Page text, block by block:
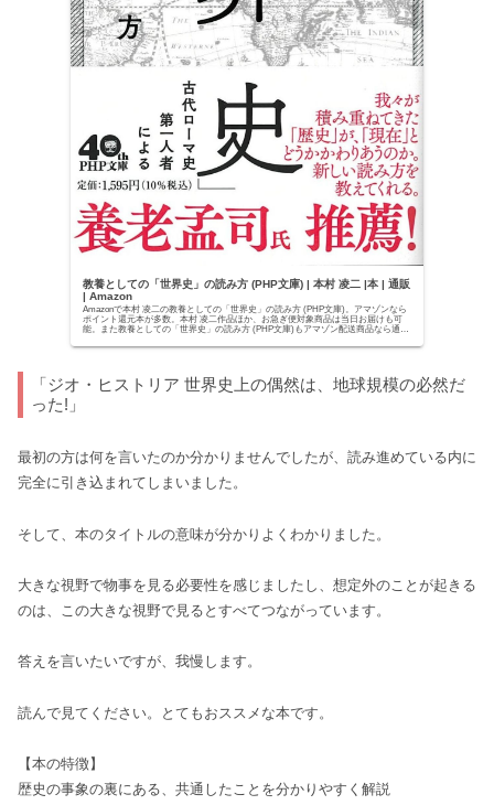
教養としての「世界史」の読み方 (PHP文庫) | 本村 凌二 |本 | 通販
| Amazon
Amazonで本村 凌二の教養としての「世界史」の読み方 (PHP文庫)。アマゾンなら
ポイント還元本が多数。本村 凌二作品ほか、お急ぎ便対象商品は当日お届けも可
能。また教養としての「世界史」の読み方 (PHP文庫)もアマゾン配送商品なら通
「ジオ・ヒストリア 世界史上の偶然は、地球規模の必然だ
った!」
最初の方は何を言いたのか分かりませんでしたが、読み進めている内に
完全に引き込まれてしまいました。
そして、本のタイトルの意味が分かりよくわかりました。
大きな視野で物事を見る必要性を感じましたし、想定外のことが起きる
のは、この大きな視野で見るとすべてつながっています。
答えを言いたいですが、我慢します。
読んで見てください。とてもおススメな本です。
【本の特徴】
歴史の事象の裏にある、共通したことを分かりやすく解説